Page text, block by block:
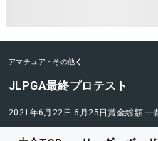
アマチュア・その他
JLPGA最終プロテスト
2021年6月22日-6月25日賞金総額 ―